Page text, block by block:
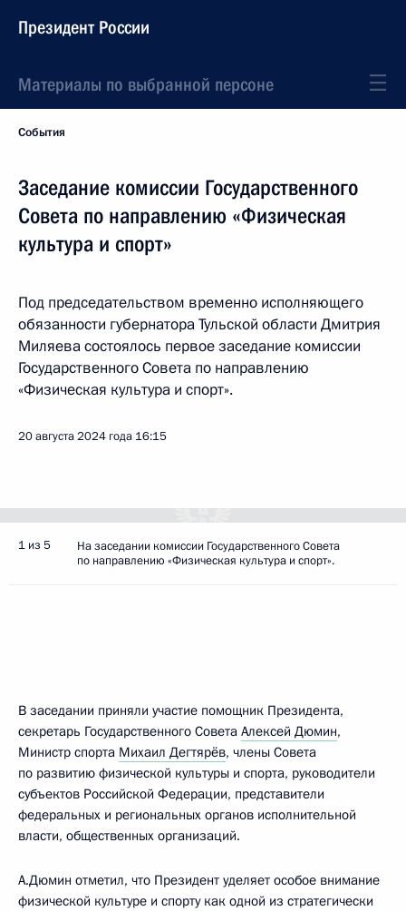
Президент России
Материалы по выбранной персоне
События
Заседание комиссии Государственного
Совета по направлению «Физическая
культура и спорт»
Под председательством временно исполняющего
обязанности губернатора Тульской области Дмитрия
Миляева состоялось первое заседание комиссии
Государственного Совета по направлению
«Физическая культура и спорт».
20 августа 2024 года 16:15
1 из 5
На заседании комиссии Государственного Совета
по направлению «Физическая культура и спорт».
В заседании приняли участие помощник Президента,
секретарь Государственного Совета Алексей Дюмин,
Министр спорта Михаил Дегтярёв, члены Совета
по развитию физической культуры и спорта, руководители
субъектов Российской Федерации, представители
федеральных и региональных органов исполнительной
власти, общественных организаций.
А.Дюмин отметил, что Президент уделяет особое внимание
физической культуре и спорту как одной из стратегически